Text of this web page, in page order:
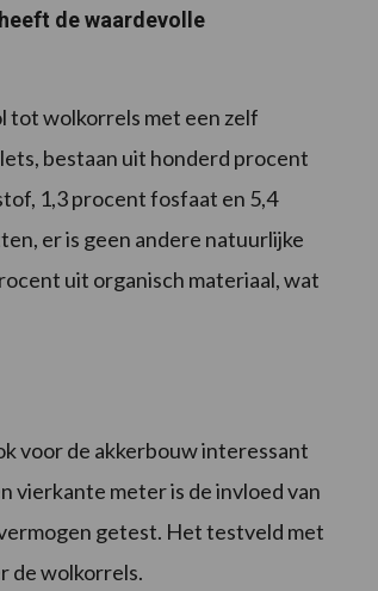
de waardevolle
tot wolkorrels met een zelf
bestaan uit honderd procent
1,3 procent fosfaat en 5,4
er is geen andere natuurlijke
uit organisch materiaal, wat
voor de akkerbouw interessant
vierkante meter is de invloed van
getest. Het testveld met
de wolkorrels.